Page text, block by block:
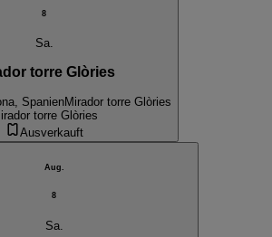
8
Sa.
torre Glòries
SpanienMirador torre Glòries
torre Glòries
Ausverkauft
Aug.
8
Sa.